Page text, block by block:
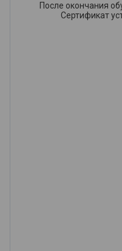
После окончания
Сертификат